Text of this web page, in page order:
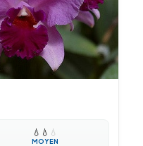
💧 💧 💧
MOYEN